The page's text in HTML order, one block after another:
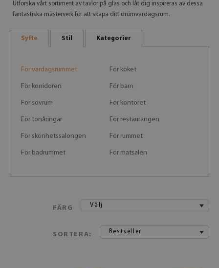
Utforska vårt sortiment av tavlor på glas och låt dig inspireras av dessa
fantastiska mästerverk för att skapa ditt drömvardagsrum.
Syfte Stil Kategorier
För vardagsrummet För köket
För korridoren För barn
För sovrum För kontoret
För tonåringar För restaurangen
För skönhetssalongen För rummet
För badrummet För matsalen
FÄRG Välj
SORTERA: Bestseller